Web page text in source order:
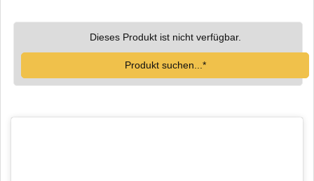
Dieses Produkt ist nicht verfügbar.
Produkt suchen...*